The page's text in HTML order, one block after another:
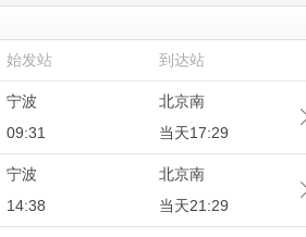
始发站 到达站
宁波
北京南
09:31 当天17:29
宁波
北京南
14:38 当天21:29